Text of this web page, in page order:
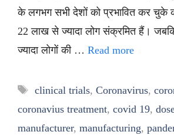
के लगभग सभी देशों को प्रभावित कर चुके
22 लाख से ज्यादा लोग संक्रमित हैं।
ज्यादा लोगों की … Read more
Tags
clinical trials, Coronavirus,
coronavius treatment, covid 19,
manufacturer, manufacturing,